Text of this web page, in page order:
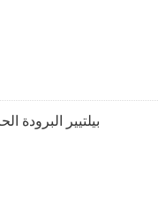
بيلتيير البرودة